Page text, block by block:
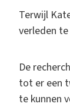
Terwijl
verleden
De
tot er een
te kunnen